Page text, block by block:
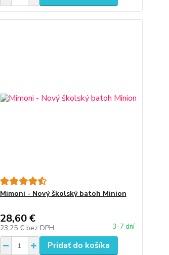
Mimoni - Nový školský batoh Minion
28,60 €
23,25 € bez DPH 3-7 dní
Pridať do košíka